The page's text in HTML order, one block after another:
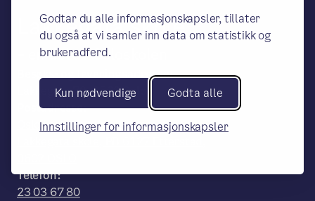
Godtar du alle informasjonskapsler, tillater
du også at vi samler inn data om statistikk og
brukeradferd.
Kun nødvendige Godta alle
Innstillinger for informasjonskapsler
Lakkegata skole
– en del av Osloskolen
Besøks- og leveringsadresse:
Lakkegata 79, 0562 Oslo
Postadresse:
Oslo kommune, Utdanningsetaten,
Telefon:
23 03 67 80